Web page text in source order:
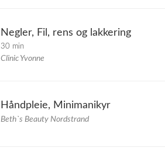
Negler, Fil, rens og lakkering
30 min
Clinic Yvonne
Håndpleie, Minimanikyr
Beth`s Beauty Nordstrand